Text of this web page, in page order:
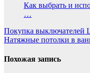
Как выбрать и
…
Навигация
по
записям
Покупка выключателей
Натяжные потолки в
Похожая запись